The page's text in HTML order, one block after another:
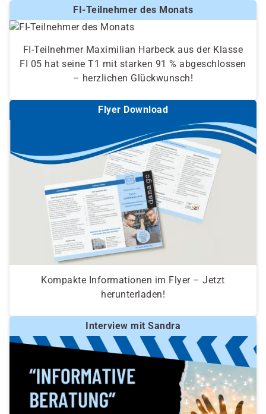
FI-Teilnehmer des Monats
FI-Teilnehmer Maximilian Harbeck aus der Klasse
FI 05 hat seine T1 mit starken 91 % abgeschlossen
– herzlichen Glückwunsch!
Flyer Download
Kompakte Informationen im Flyer – Jetzt
herunterladen!
Interview mit Sandra